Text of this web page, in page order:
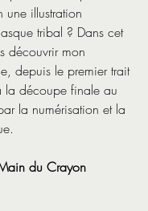
une illustration
tribal ? Dans cet
découvrir mon
depuis le premier trait
la découpe finale au
la numérisation et la
du Crayon